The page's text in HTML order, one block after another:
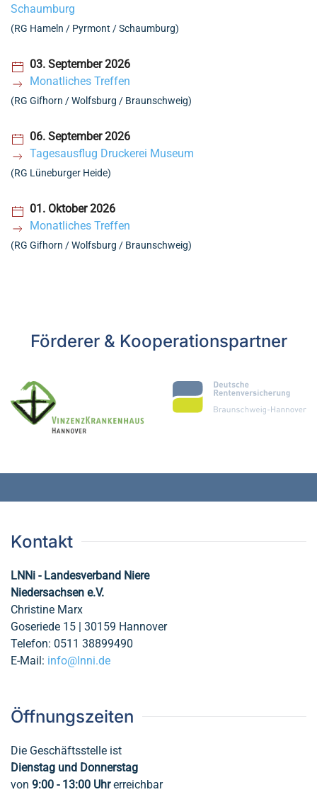
Schaumburg
(RG Hameln / Pyrmont / Schaumburg)
03. September 2026
Monatliches Treffen
(RG Gifhorn / Wolfsburg / Braunschweig)
06. September 2026
Tagesausflug Druckerei Museum
(RG Lüneburger Heide)
01. Oktober 2026
Monatliches Treffen
(RG Gifhorn / Wolfsburg / Braunschweig)
Förderer & Kooperationspartner
Kontakt
LNNi - Landesverband Niere
Niedersachsen e.V.
Christine Marx
Goseriede 15 | 30159 Hannover
Telefon: 0511 38899490
E-Mail: info@lnni.de
Öffnungszeiten
Die Geschäftsstelle ist
Dienstag und Donnerstag
von 9:00 - 13:00 Uhrerreichbar